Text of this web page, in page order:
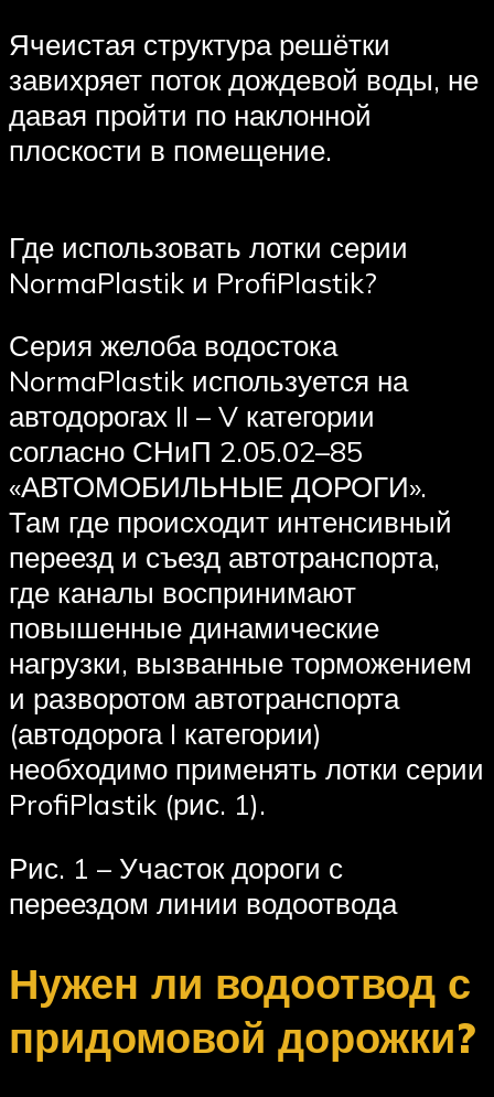
Ячеистая структура решётки
завихряет поток дождевой воды, не
давая пройти по наклонной
плоскости в помещение.
Где использовать лотки серии
NormaPlastik и ProfiPlastik?
Серия желоба водостока
NormaPlastik используется на
автодорогах II – V категории
согласно СНиП 2.05.02–85
«АВТОМОБИЛЬНЫЕ ДОРОГИ».
Там где происходит интенсивный
переезд и съезд автотранспорта,
где каналы воспринимают
повышенные динамические
нагрузки, вызванные торможением
и разворотом автотранспорта
(автодорога I категории)
необходимо применять лотки серии
ProfiPlastik (рис. 1).
Рис. 1 – Участок дороги с
переездом линии водоотвода
Нужен ли водоотвод с
придомовой дорожки?